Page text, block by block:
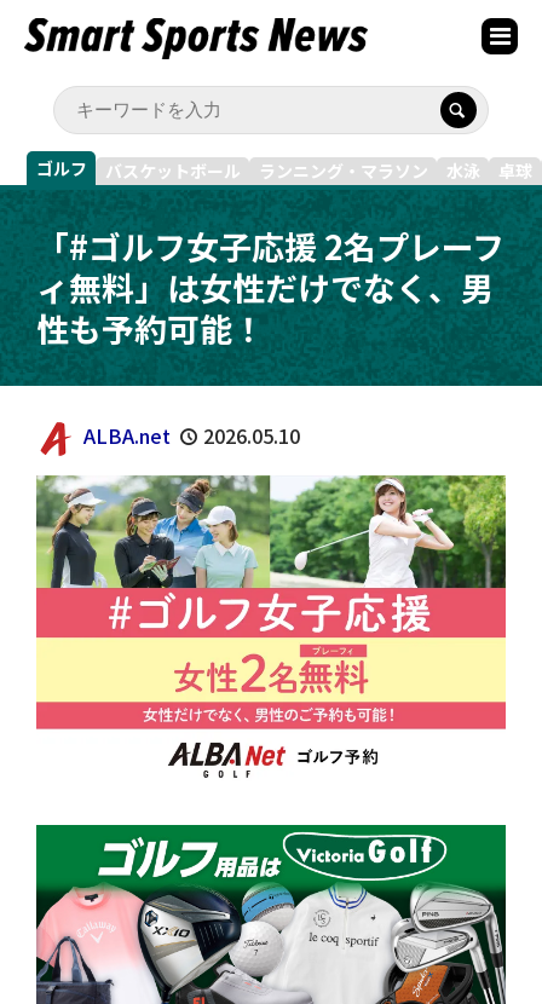
ゴルフ バスケットボール ランニング・マラソン 水泳 卓球
「#ゴルフ女子応援 2名プレーフ
ィ無料」は女性だけでなく、男
性も予約可能！
ALBA.net 2026.05.10